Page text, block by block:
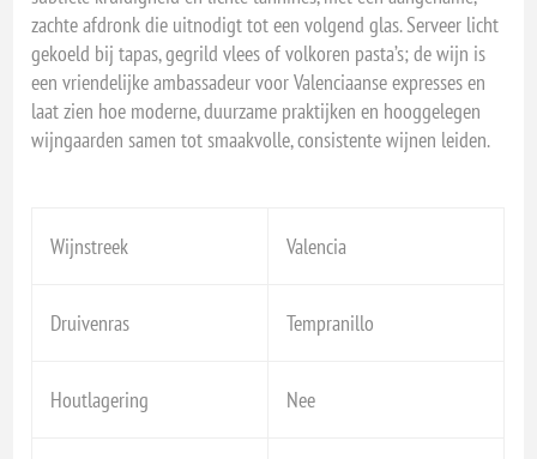
zachte afdronk die uitnodigt tot een volgend glas. Serveer licht
gekoeld bij tapas, gegrild vlees of volkoren pasta’s; de wijn is
een vriendelijke ambassadeur voor Valenciaanse expresses en
laat zien hoe moderne, duurzame praktijken en hooggelegen
wijngaarden samen tot smaakvolle, consistente wijnen leiden.
Wijnstreek Valencia
Druivenras Tempranillo
Houtlagering Nee